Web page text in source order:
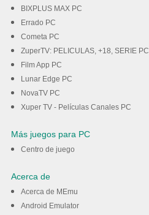
BIXPLUS MAX PC
Errado PC
Cometa PC
ZuperTV: PELICULAS, +18, SERIE PC
Film App PC
Lunar Edge PC
NovaTV PC
Xuper TV - Películas Canales PC
Más juegos para PC
Centro de juego
Acerca de
Acerca de MEmu
Android Emulator